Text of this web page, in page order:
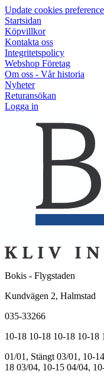
Update cookies
Startsidan
Köpvillkor
Kontakta oss
Integritetspolicy
Webshop Företag
Om oss - Vår historia
Nyheter
Returansökan
Logga in
Bokis - Flygstaden
Kundvägen 2, Halmstad
035-33266
10-18 10-18 10-18 10-18
01/01, Stängt 03/01, 10-14
18 03/04, 10-15 04/04,